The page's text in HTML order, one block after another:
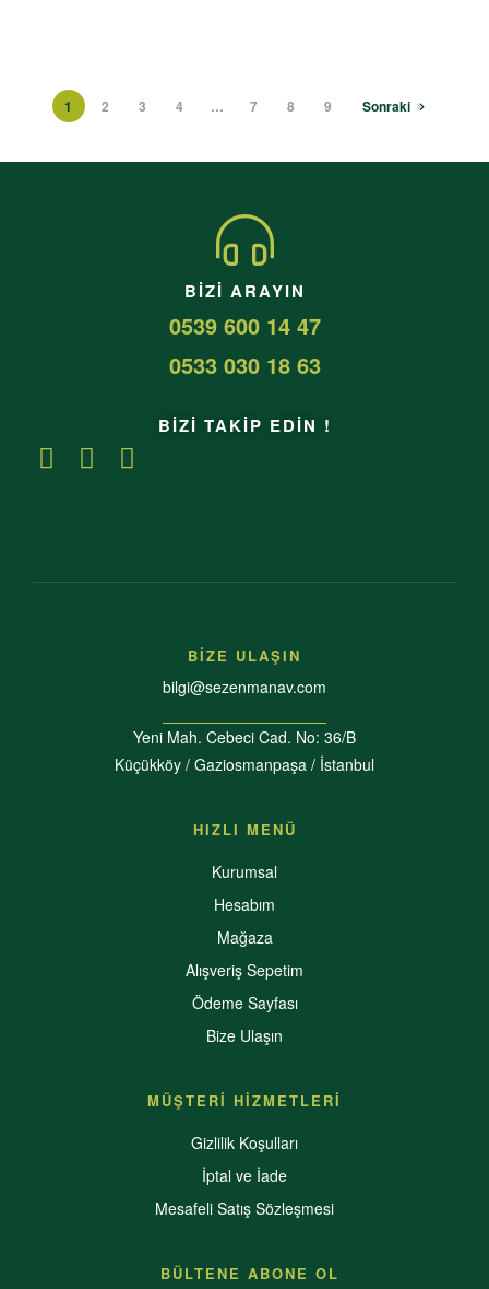
1 2 3 4 … 7 8 9 Sonraki
BIZI ARAYIN
0539 600 14 47
0533 030 18 63
BİZİ TAKİP EDİN !
BİZE ULAŞIN
bilgi@sezenmanav.com
Yeni Mah. Cebeci Cad. No: 36/B
Küçükköy / Gaziosmanpaşa / İstanbul
HIZLI MENÜ
Kurumsal
Hesabım
Mağaza
Alışveriş Sepetim
Ödeme Sayfası
Bize Ulaşın
MÜŞTERİ HİZMETLERİ
Gizlilik Koşulları
İptal ve İade
Mesafeli Satış Sözleşmesi
BÜLTENE ABONE OL